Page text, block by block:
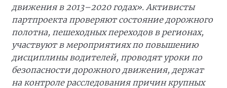
движения в 2013–2020 годах». Активисты
партпроекта проверяют состояние дорожного
полотна, пешеходных переходов в регионах,
участвуют в мероприятиях по повышению
дисциплины водителей, проводят уроки по
безопасности дорожного движения, держат
на контроле расследования причин крупных